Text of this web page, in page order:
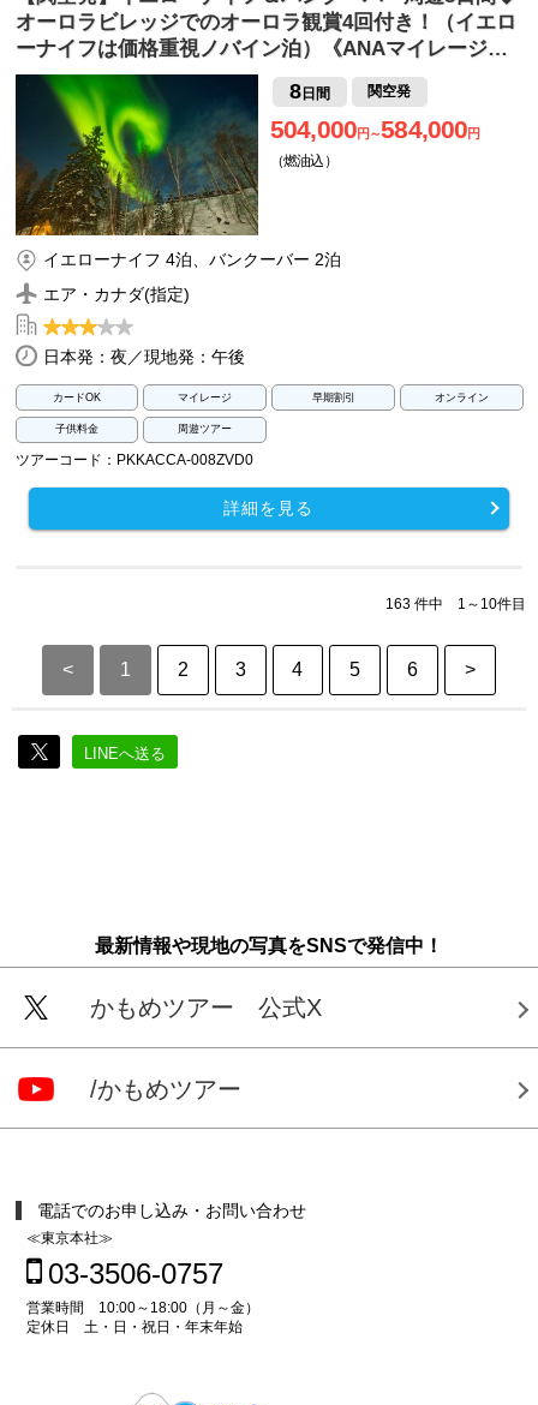
オーロラビレッジでのオーロラ観賞4回付き！（イエロ
ーナイフは価格重視ノバイン泊）《ANAマイレージ…
8日間 関空発
504,000円～584,000円
（燃油込）
イエローナイフ 4泊、バンクーバー 2泊
エア・カナダ(指定)
日本発：夜／現地発：午後
カードOK マイレージ 早期割引 オンライン
子供料金 周遊ツアー
ツアーコード：PKKACCA-008ZVD0
詳細を見る
163 件中 1～10件目
< 1 2 3 4 5 6 >
LINEへ送る
最新情報や現地の写真をSNSで発信中！
かもめツアー 公式X
/かもめツアー
電話でのお申し込み・お問い合わせ
≪東京本社≫
03-3506-0757
営業時間 10:00～18:00（月～金）
定休日 土・日・祝日・年末年始